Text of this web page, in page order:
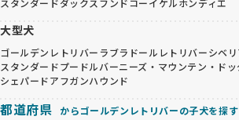
スタンダードダックスフンドコーイケルホンディエ
大型犬
ゴールデンレトリバー ラブラドールレトリバーシベ
スタンダードプードルバーニーズ・マウンテン・ドッ
シェパードアフガンハウンド
都道府県 からゴールデンレトリバーの子犬を探す